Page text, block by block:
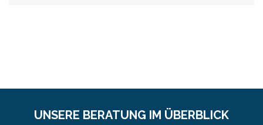
UNSERE BERATUNG IM ÜBERBLICK